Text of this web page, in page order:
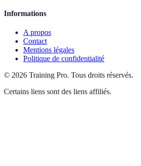
Informations
A propos
Contact
Mentions légales
Politique de confidentialité
© 2026 Training Pro. Tous droits réservés.
Certains liens sont des liens affiliés.